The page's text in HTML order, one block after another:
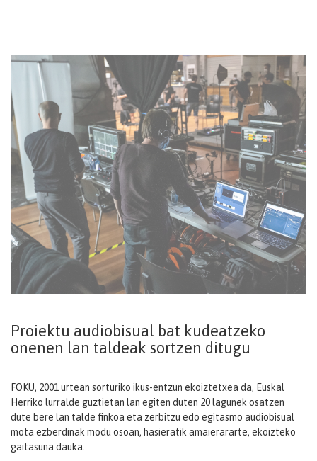
Proiektu audiobisual bat kudeatzeko
onenen lan taldeak sortzen ditugu
FOKU, 2001 urtean sorturiko ikus-entzun ekoiztetxea da, Euskal
Herriko lurralde guztietan lan egiten duten 20 lagunek osatzen
dute bere lan talde finkoa eta zerbitzu edo egitasmo audiobisual
mota ezberdinak modu osoan, hasieratik amaierararte, ekoizteko
gaitasuna dauka.